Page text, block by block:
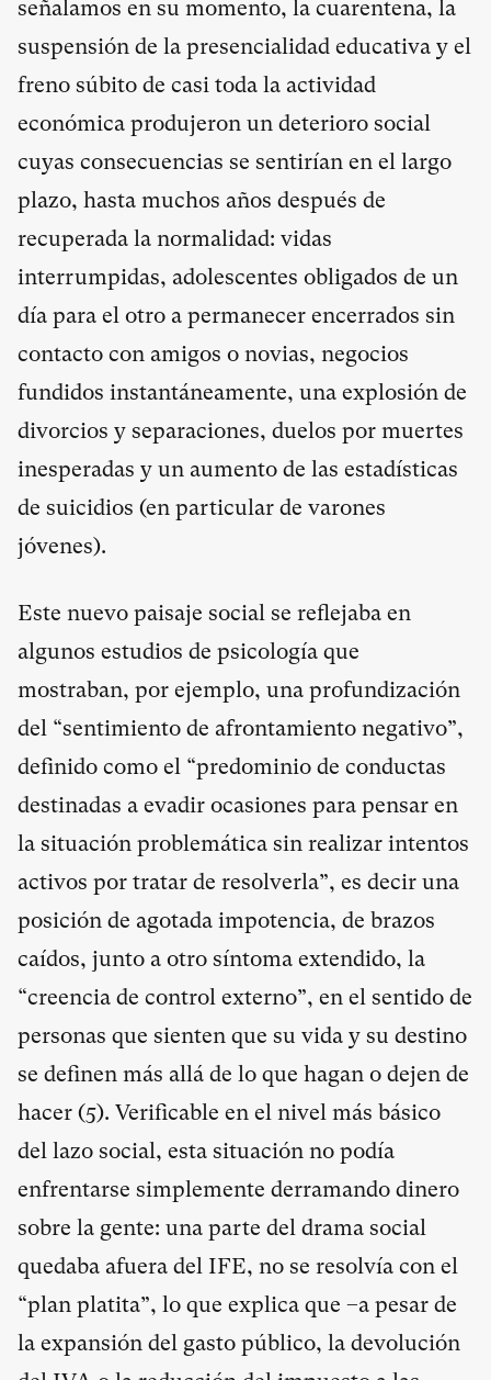
señalamos en su momento, la cuarentena, la
suspensión de la presencialidad educativa y el
freno súbito de casi toda la actividad
económica produjeron un deterioro social
cuyas consecuencias se sentirían en el largo
plazo, hasta muchos años después de
recuperada la normalidad: vidas
interrumpidas, adolescentes obligados de un
día para el otro a permanecer encerrados sin
contacto con amigos o novias, negocios
fundidos instantáneamente, una explosión de
divorcios y separaciones, duelos por muertes
inesperadas y un aumento de las estadísticas
de suicidios (en particular de varones
jóvenes).
Este nuevo paisaje social se reflejaba en
algunos estudios de psicología que
mostraban, por ejemplo, una profundización
del “sentimiento de afrontamiento negativo”,
definido como el “predominio de conductas
destinadas a evadir ocasiones para pensar en
la situación problemática sin realizar intentos
activos por tratar de resolverla”, es decir una
posición de agotada impotencia, de brazos
caídos, junto a otro síntoma extendido, la
“creencia de control externo”, en el sentido de
personas que sienten que su vida y su destino
se definen más allá de lo que hagan o dejen de
hacer (5). Verificable en el nivel más básico
del lazo social, esta situación no podía
enfrentarse simplemente derramando dinero
sobre la gente: una parte del drama social
quedaba afuera del IFE, no se resolvía con el
“plan platita”, lo que explica que –a pesar de
la expansión del gasto público, la devolución